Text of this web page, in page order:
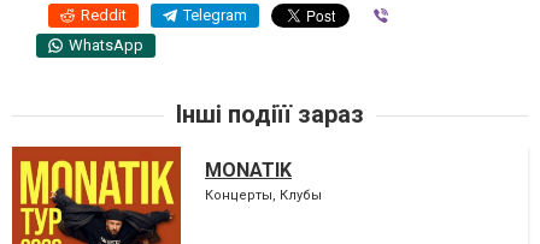
Reddit Telegram
WhatsApp
Інші подіїї зараз
MONATIK
Концерты, Клубы